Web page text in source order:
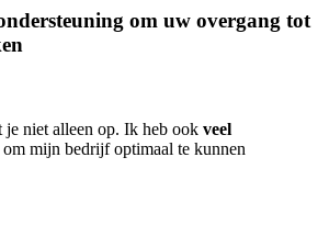
om uw overgang tot
niet alleen op. Ik heb ook veel
om mijn bedrijf optimaal te kunnen